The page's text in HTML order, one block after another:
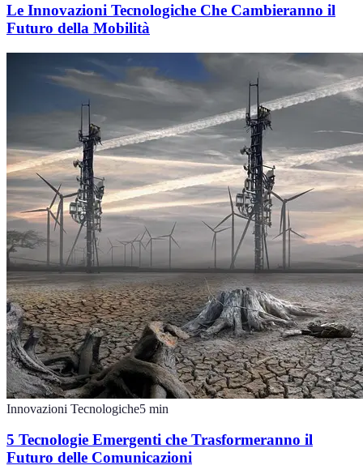
Le Innovazioni Tecnologiche Che Cambieranno il
Futuro della Mobilità
Innovazioni Tecnologiche5 min
5 Tecnologie Emergenti che Trasformeranno il
Futuro delle Comunicazioni